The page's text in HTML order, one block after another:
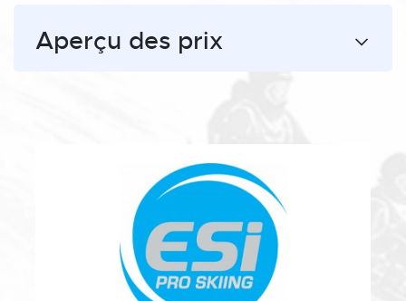
Aperçu des prix